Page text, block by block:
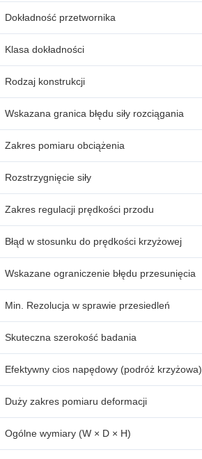
Dokładność przetwornika
Klasa dokładności
Rodzaj konstrukcji
Wskazana granica błędu siły rozciągania
Zakres pomiaru obciążenia
Rozstrzygnięcie siły
Zakres regulacji prędkości przodu
Błąd w stosunku do prędkości krzyżowej
Wskazane ograniczenie błędu przesunięcia
Min. Rezolucja w sprawie przesiedleń
Skuteczna szerokość badania
Efektywny cios napędowy (podróż krzyżowa)
Duży zakres pomiaru deformacji
Ogólne wymiary (W × D × H)